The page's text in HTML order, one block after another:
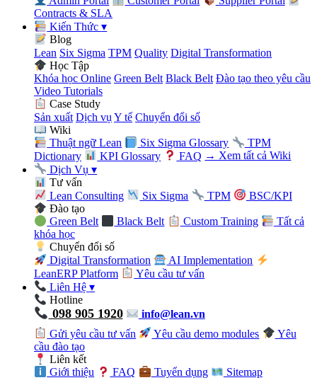
Contracts & SLA
Kiến Thức▾
Blog
Lean Six Sigma TPM Quality Digital Transformation
Học Tập
Khóa học Online Green Belt Black Belt Đào tạo theo yêu cầu
Video Tutorials
Case Study
Sản xuất Dịch vụ Y tế Chuyển đổi số
Wiki
Thuật ngữ Lean
Six Sigma Glossary
TPM
Dictionary
KPI Glossary FAQ → Xem tất cả Wiki
Dịch Vụ▾
Tư vấn
Lean Consulting
Six Sigma TPM
BSC/KPI
Đào tạo
Green Belt
Black Belt Custom Training
Tất cả
khóa học
Chuyển đổi số
Digital Transformation
AI Implementation
LeanERP Platform
Yêu cầu tư vấn
Liên Hệ▾
Hotline
098 905 1920
info@lean.vn
Gửi yêu cầu tư vấn
Yêu cầu demo modules
Yêu
cầu đào tạo
Liên kết
Giới thiệu
FAQ Tuyển dụng
Sitemap